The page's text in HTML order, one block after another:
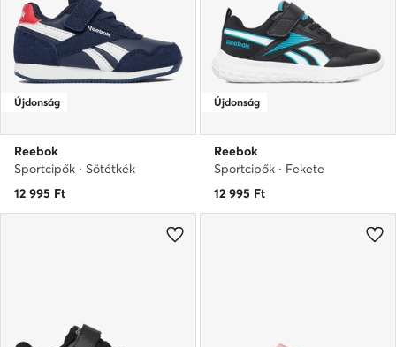
Újdonság
Reebok
Sportcipők · Sötétkék
12 995 Ft
Újdonság
Reebok
Sportcipők · Fekete
12 995 Ft